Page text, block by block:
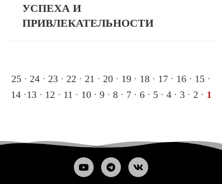
УСПЕХА И
ПРИВЛЕКАТЕЛЬНОСТИ
25 · 24 · 23 · 22 · 21 · 20 · 19 · 18 · 17 · 16 · 15 ·
14·13· 12 · 11 · 10· 9· 8· 7· 6· 5· 4· 3· 2 · 1